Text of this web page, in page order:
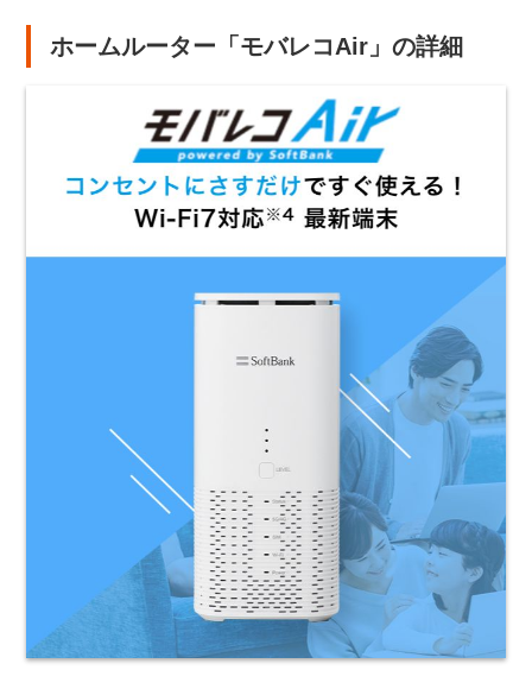
ホームルーター「モバレコAir」の詳細